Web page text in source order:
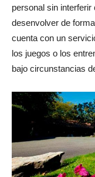
personal sin
desenvolver de
cuenta con un
los juegos o los
bajo circunstancias